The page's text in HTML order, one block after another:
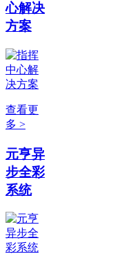
心解决
方案
查看更
多 >
元亨异
步全彩
系统